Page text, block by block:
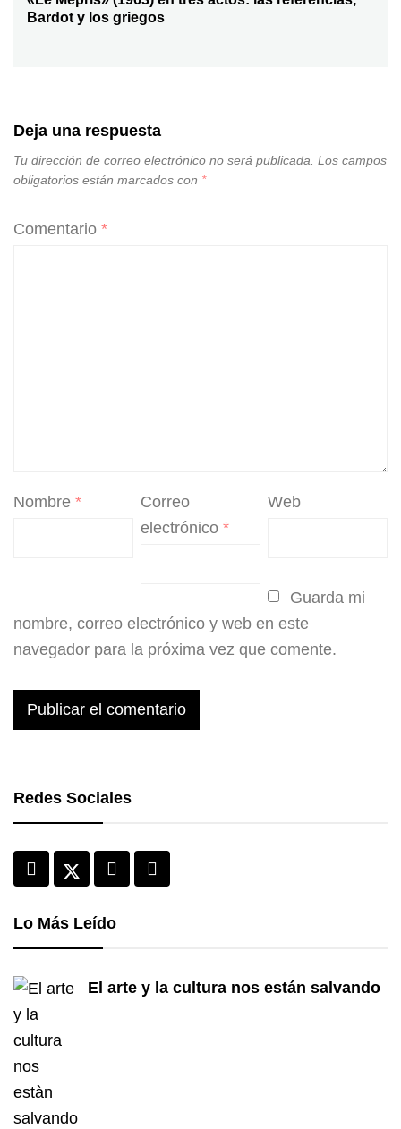
siguiente:
Bardot y los griegos
Deja una respuesta
Tu dirección de correo electrónico no será publicada. Los campos
obligatorios están marcados con *
Comentario *
Nombre *
Correo
electrónico*
Web
Guarda mi
nombre, correo electrónico y web en este
navegador para la próxima vez que comente.
Redes Sociales
Lo Más Leído
El arte y la cultura nos están salvando